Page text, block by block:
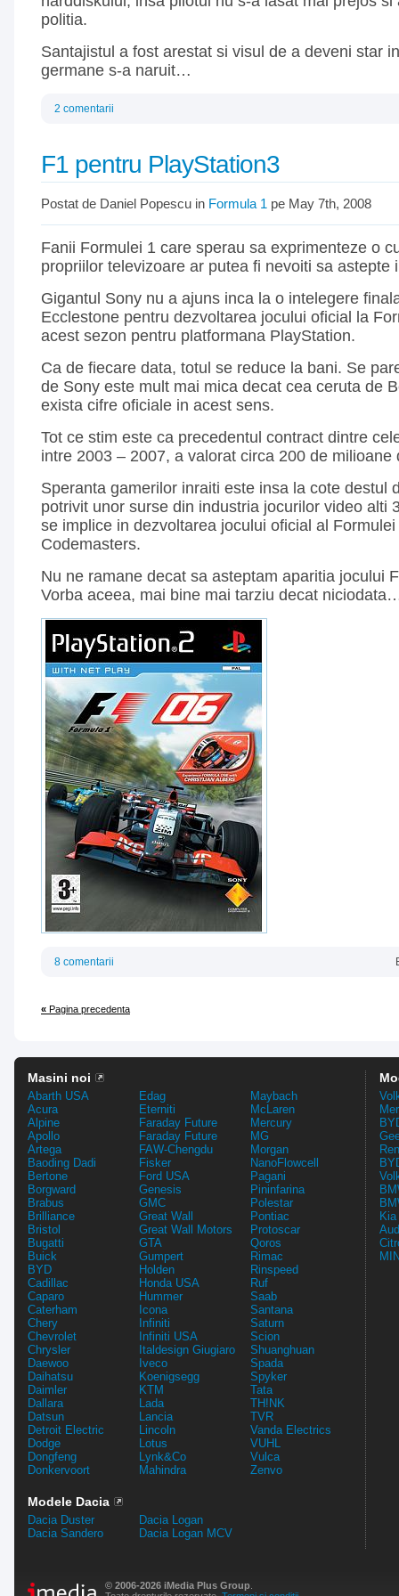
politia.
Santajistul a fost arestat si visul de a deveni star
germane s-a naruit…
2 comentarii
F1 pentru PlayStation3
Postat de Daniel Popescu in Formula 1 pe May 7th, 2008
Fanii Formulei 1 care sperau sa exprimenteze o
propriilor televizoare ar putea fi nevoiti sa astepte
Gigantul Sony nu a ajuns inca la o intelegere
Ecclestone pentru dezvoltarea jocului oficial la
acest sezon pentru platformana PlayStation.
Ca de fiecare data, totul se reduce la bani. Se
de Sony este mult mai mica decat cea ceruta de
exista cifre oficiale in acest sens.
Tot ce stim este ca precedentul contract dintre
intre 2003 – 2007, a valorat circa 200 de milioane
Speranta gamerilor inraiti este insa la cote destul
potrivit unor surse din industria jocurilor video alti
se implice in dezvoltarea jocului oficial al
Codemasters.
Nu ne ramane decat sa asteptam aparitia jocului
Vorba aceea, mai bine mai tarziu decat
8 comentarii
« Pagina precedenta
Masini noi
Abarth USA
Acura
Alpine
Apollo
Artega
Baoding Dadi
Bertone
Borgward
Brabus
Brilliance
Bristol
Bugatti
Buick
BYD
Cadillac
Caparo
Caterham
Chery
Chevrolet
Chrysler
Daewoo
Daihatsu
Daimler
Dallara
Datsun
Detroit Electric
Dodge
Dongfeng
Donkervoort
Edag
Eterniti
Faraday Future
Faraday Future
FAW-Chengdu
Fisker
Ford USA
Genesis
GMC
Great Wall
Great Wall Motors
GTA
Gumpert
Holden
Honda USA
Hummer
Icona
Infiniti
Infiniti USA
Italdesign Giugiaro
Iveco
Koenigsegg
KTM
Lada
Lancia
Lincoln
Lotus
Lynk&Co
Mahindra
Maybach
McLaren
Mercury
MG
Morgan
NanoFlowcell
Pagani
Pininfarina
Polestar
Pontiac
Protoscar
Qoros
Rimac
Rinspeed
Ruf
Saab
Santana
Saturn
Scion
Shuanghuan
Spada
Spyker
Tata
TH!NK
TVR
Vanda Electrics
VUHL
Vulca
Zenvo
Modele Dacia
Dacia Duster
Dacia Sandero
Dacia Logan
Dacia Logan MCV
© 2006-2026 iMedia Plus Group